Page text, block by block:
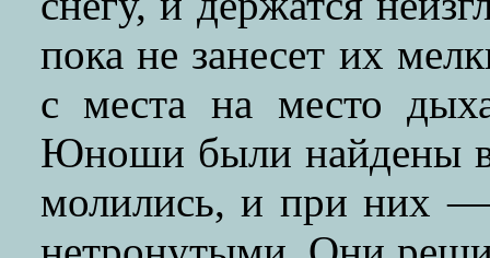
пока не занесет их
с места на место
Юноши были найдены
молились, и при них